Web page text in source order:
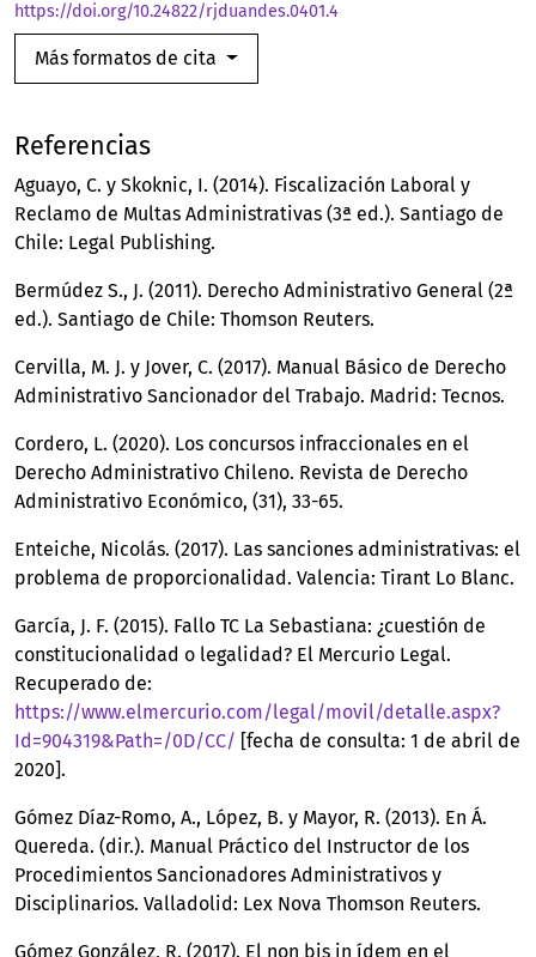
https://doi.org/10.24822/rjduandes.0401.4
Más formatos de cita
Referencias
Aguayo, C. y Skoknic, I. (2014). Fiscalización Laboral y
Reclamo de Multas Administrativas (3ª ed.). Santiago de
Chile: Legal Publishing.
Bermúdez S., J. (2011). Derecho Administrativo General (2ª
ed.). Santiago de Chile: Thomson Reuters.
Cervilla, M. J. y Jover, C. (2017). Manual Básico de Derecho
Administrativo Sancionador del Trabajo. Madrid: Tecnos.
Cordero, L. (2020). Los concursos infraccionales en el
Derecho Administrativo Chileno. Revista de Derecho
Administrativo Económico, (31), 33-65.
Enteiche, Nicolás. (2017). Las sanciones administrativas: el
problema de proporcionalidad. Valencia: Tirant Lo Blanc.
García, J. F. (2015). Fallo TC La Sebastiana: ¿cuestión de
constitucionalidad o legalidad? El Mercurio Legal.
Recuperado de:
https://www.elmercurio.com/legal/movil/detalle.aspx?
Id=904319&Path=/0D/CC/ [fecha de consulta: 1 de abril de
2020].
Gómez Díaz-Romo, A., López, B. y Mayor, R. (2013). En Á.
Quereda. (dir.). Manual Práctico del Instructor de los
Procedimientos Sancionadores Administrativos y
Disciplinarios. Valladolid: Lex Nova Thomson Reuters.
Gómez González, R. (2017). El non bis in ídem en el